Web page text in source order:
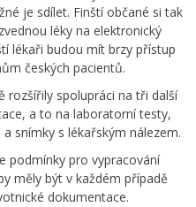
je sdílet. Finští občané si tak
léky na elektronický
lékaři budou mít brzy přístup
českých pacientů.
rozšířily spolupráci na tři další
a to na laboratorní testy,
snímky s lékařským nálezem.
podmínky pro vypracování
měly být v každém případě
dokumentace.